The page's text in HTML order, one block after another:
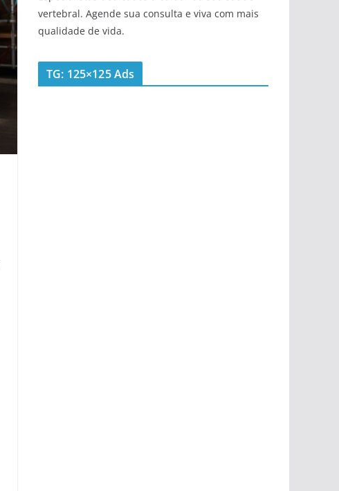
vertebral. Agende sua consulta e viva com mais
qualidade de vida.
TG: 125×125 Ads